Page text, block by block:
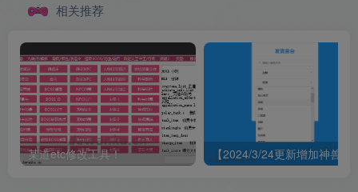
相关推荐
某道etc修改工具！